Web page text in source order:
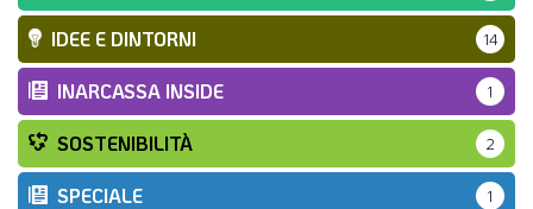
IDEE E DINTORNI 14
INARCASSA INSIDE 1
SOSTENIBILITÀ 2
SPECIALE 1